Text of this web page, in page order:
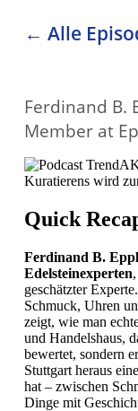
← Alle
Ferdinand B.
Member at
Quick
Ferdinand B.
Edelsteinexperten
geschätzter
Schmuck, Uhren
zeigt, wie man
und Handelshaus,
bewertet, sondern
Stuttgart heraus
hat – zwischen
Dinge mit